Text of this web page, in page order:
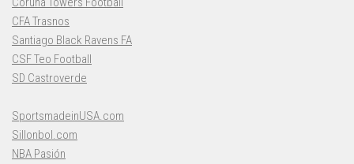
CFA Trasnos
Santiago Black Ravens FA
CSF Teo Football
SD Castroverde
SportsmadeinUSA.com
Sillonbol.com
NBA Pasión